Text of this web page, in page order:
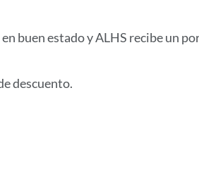
buen estado y ALHS recibe un
descuento.